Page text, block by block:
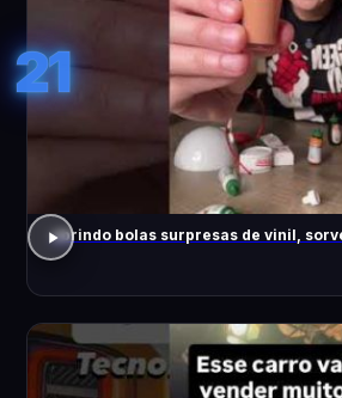
21
abrindo bolas surpresas de vinil,